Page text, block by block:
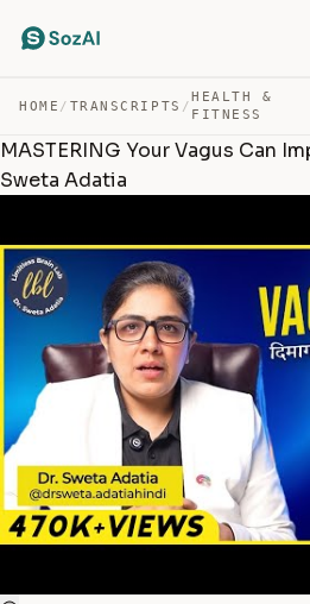
HOME / TRANSCRIPTS /
HEALTH &
FITNESS
MASTERING Your Vagus Can
Sweta Adatia